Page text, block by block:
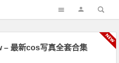
– 最新cos写真全套合集